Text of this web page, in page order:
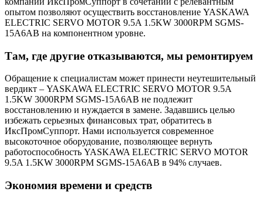
опытом позволяют осуществить восстановление YASKAWA
ELECTRIC SERVO MOTOR 9.5A 1.5KW 3000RPM SGMS-
15A6AB на компонентном уровне.
Там, где другие отказываются, мы ремонтируем
Обращение к специалистам может принести неутешительный
вердикт – YASKAWA ELECTRIC SERVO MOTOR 9.5A
1.5KW 3000RPM SGMS-15A6AB не подлежит
восстановлению и нуждается в замене. Задавшись целью
избежать серьезных финансовых трат, обратитесь в
ИксПромСуппорт. Нами используется современное
высокоточное оборудование, позволяющее вернуть
работоспособность YASKAWA ELECTRIC SERVO MOTOR
9.5A 1.5KW 3000RPM SGMS-15A6AB в 94% случаев.
Экономия времени и средств